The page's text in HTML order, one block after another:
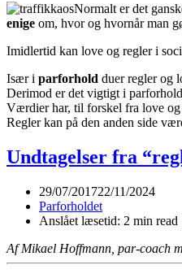
Normalt er det
enige om, hvor og hvornår man
Imidlertid kan love og regler i
Især i parforhold duer regler og
Derimod er det vigtigt i
Værdier har, til forskel fra love og
Regler kan på den anden side
Undtagelser fra
29/07/201722/11/2024
Parforholdet
Anslået læsetid: 2 min read
Af Mikael Hoffmann, par-coach